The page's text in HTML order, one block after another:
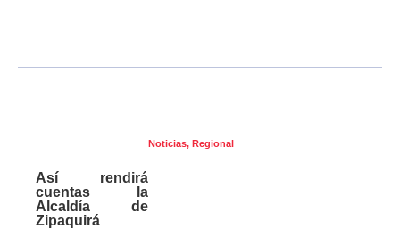
Noticias, Regional
Así rendirá
cuentas la
Alcaldía de
Zipaquirá